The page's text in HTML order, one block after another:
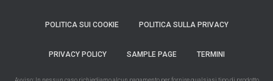
POLITICA SUI COOKIE POLITICA SULLA PRIVACY
PRIVACY POLICY SAMPLE PAGE TERMINI